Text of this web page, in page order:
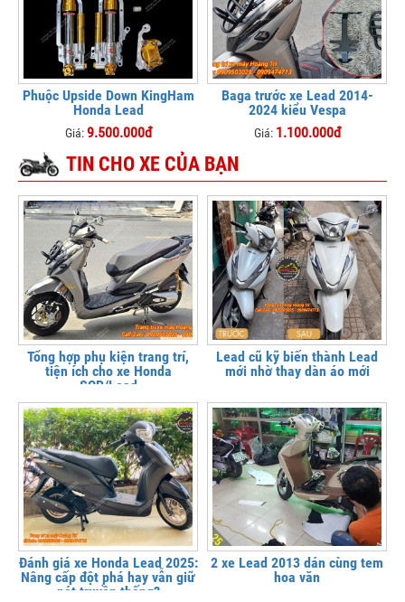
Phuộc Upside Down KingHam
Honda Lead
Giá:9.500.000đ
Baga trước xe Lead 2014-
2024 kiểu Vespa
Giá: 1.100.000đ
TIN CHO XE CỦA BẠN
Tổng hợp phụ kiện trang trí,
tiện ích cho xe Honda
SCR/Lead
Lead cũ kỹ biến thành Lead
mới nhờ thay dàn áo mới
Đánh giá xe Honda Lead 2025:
Nâng cấp đột phá hay vẫn giữ
nét truyền thống?
2 xe Lead 2013 dán cùng tem
hoa văn